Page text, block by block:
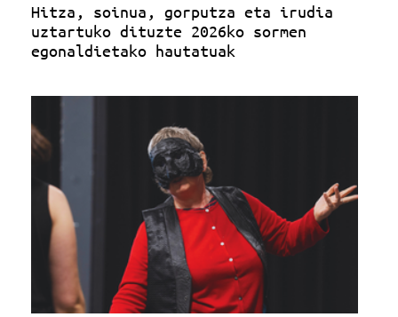
Hitza, soinua, gorputza eta irudia
uztartuko dituzte 2026ko sormen
egonaldietako hautatuak